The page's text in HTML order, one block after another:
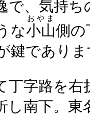
で、気持
な小山
おやま
側の
鍵であり
丁字路を右
し南下。